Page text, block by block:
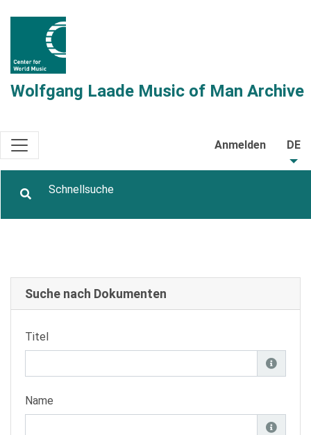
Wolfgang Laade Music of Man Archive
Anmelden DE
Suche nach Dokumenten
Titel
Name